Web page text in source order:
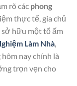
rõ các phong
thực tế, gia chủ
sở hữu một tổ ấm
Làm Nhà,
nay chính là
trọn vẹn cho